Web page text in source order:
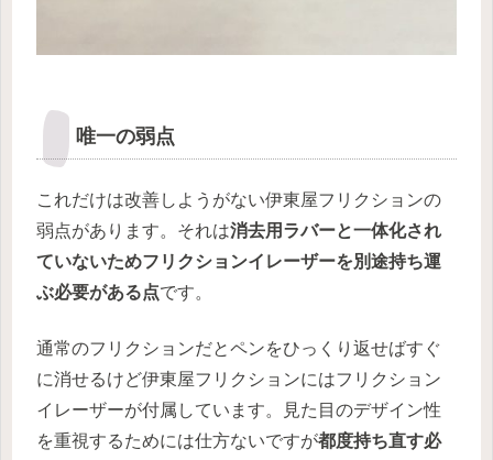
唯一の弱点
これだけは改善しようがない伊東屋フリクションの
弱点があります。それは消去用ラバーと一体化され
ていないためフリクションイレーザーを別途持ち運
ぶ必要がある点です。
通常のフリクションだとペンをひっくり返せばすぐ
に消せるけど伊東屋フリクションにはフリクション
イレーザーが付属しています。見た目のデザイン性
を重視するためには仕方ないですが都度持ち直す必